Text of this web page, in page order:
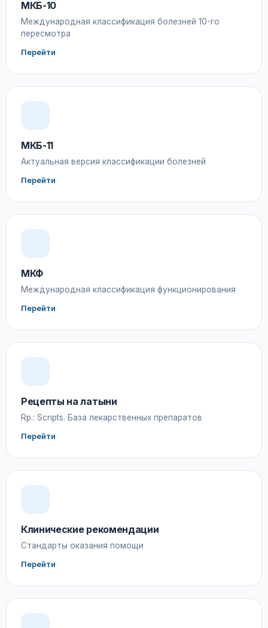
МКБ-10
Международная классификация болезней 10-го
пересмотра
Перейти
МКБ-11
Актуальная версия классификации болезней
Перейти
МКФ
Международная классификация функционирования
Перейти
Рецепты на латыни
Rp.: Scripts. База лекарственных препаратов
Перейти
Клинические рекомендации
Стандарты оказания помощи
Перейти